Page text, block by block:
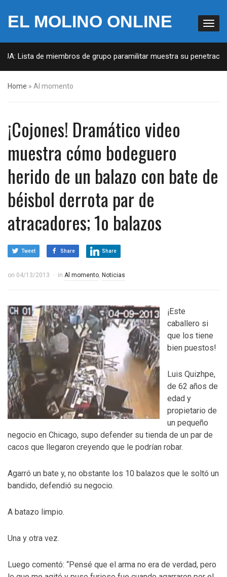
EL MOLINO ONLINE
Lista de miembros de grupo paramilitar muestra su penetración
Home » Al momento
¡Cojones! Dramático video
muestra cómo bodeguero
herido de un balazo con bate de
béisbol derrota par de
atracadores; 1o balazos
Tweet Share Share
on 04/13/2013 in Al momento, Noticias
¡Este
caballero si
que los tiene
bien puestos!
Luis Quizhpe,
de 62 años de
edad y
propietario de
un pequeño
negocio en Chicago, supo defender su tienda de un par de
cacos que llegaron creyendo que le podrían robar.
Agarró un bate y, no obstante los 10 balazos que le soltó un
bandido, defendió su negocio.
A batazo limpio.
Una y otra vez.
Luego comentó: “Pensé que el arma no era de verdad, pero